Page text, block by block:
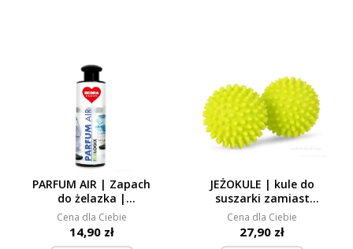
PARFUM AIR | Zapach
do żelazka |
koncentrat | 200 ml =
1200 ml
Cena dla Ciebie
14,90 zł
JEŻOKULE | kule do
suszarki zamiast
chusteczek | 2 szt. |
przeciw gnieceniu & dla
szybszego suszenia
Cena dla Ciebie
27,90 zł